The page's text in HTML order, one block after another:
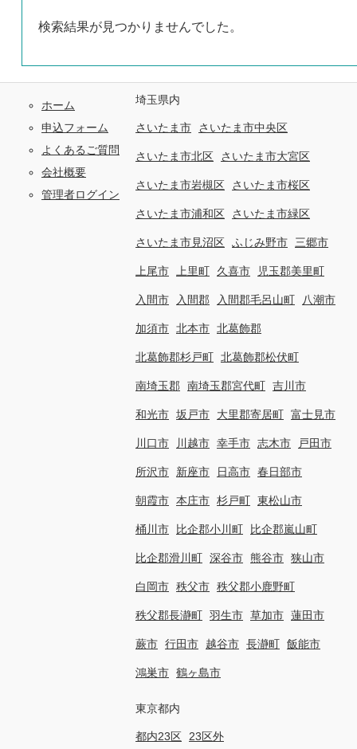
検索結果が見つかりませんでした。
ホーム
申込フォーム
よくあるご質問
会社概要
管理者ログイン
埼玉県内
さいたま市 さいたま市中央区
さいたま市北区 さいたま市大宮区
さいたま市岩槻区 さいたま市桜区
さいたま市浦和区 さいたま市緑区
さいたま市見沼区 ふじみ野市 三郷市
上尾市 上里町 久喜市 児玉郡美里町
入間市 入間郡 入間郡毛呂山町 八潮市
加須市 北本市 北葛飾郡
北葛飾郡杉戸町 北葛飾郡松伏町
南埼玉郡 南埼玉郡宮代町 吉川市
和光市 坂戸市 大里郡寄居町 富士見市
川口市 川越市 幸手市 志木市 戸田市
所沢市 新座市 日高市 春日部市
朝霞市 本庄市 杉戸町 東松山市
桶川市 比企郡小川町 比企郡嵐山町
比企郡滑川町 深谷市 熊谷市 狭山市
白岡市 秩父市 秩父郡小鹿野町
秩父郡長瀞町 羽生市 草加市 蓮田市
蕨市 行田市 越谷市 長瀞町 飯能市
鴻巣市 鶴ヶ島市
東京都内
都内23区 23区外